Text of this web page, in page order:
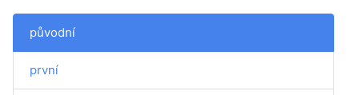
původní
první